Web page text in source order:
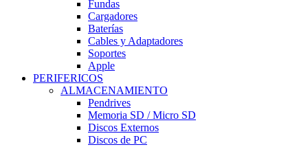
Fundas
Cargadores
Baterías
Cables y Adaptadores
Soportes
Apple
PERIFERICOS
ALMACENAMIENTO
Pendrives
Memoria SD / Micro SD
Discos Externos
Discos de PC